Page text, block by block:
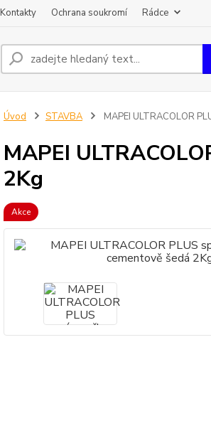
Kontakty Ochrana soukromí Rádce
Úvod STAVBA MAPEI ULTRACOLOR
MAPEI
2Kg
Akce